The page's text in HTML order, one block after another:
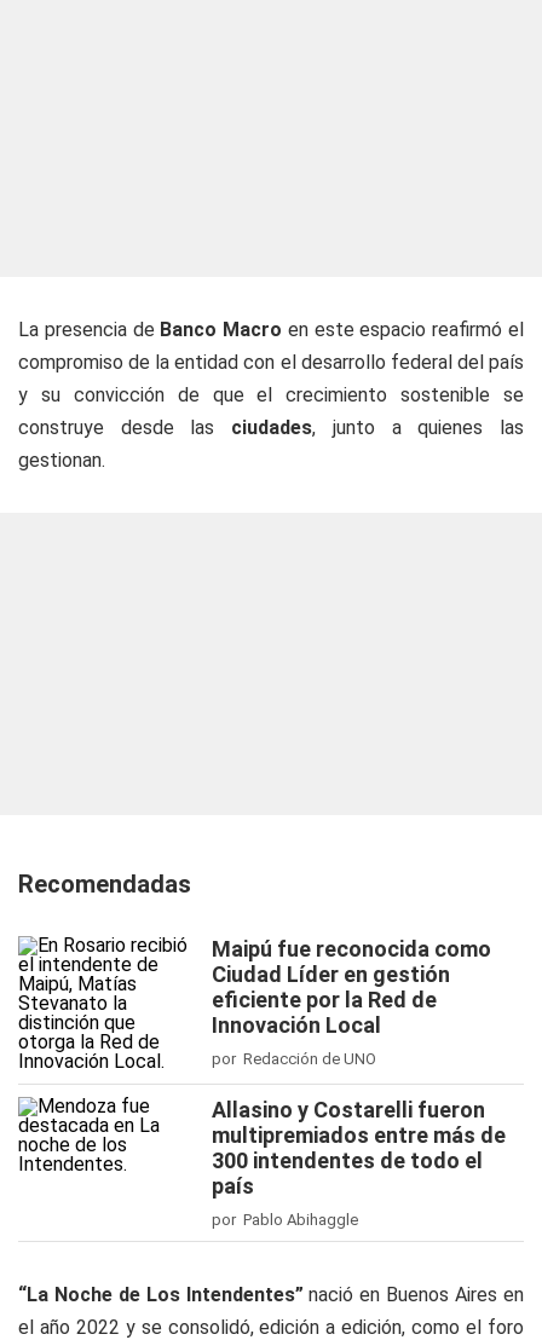
La presencia de Banco Macro en este espacio reafirmó el
compromiso de la entidad con el desarrollo federal del país
y su convicción de que el crecimiento sostenible se
construye desde las ciudades, junto a quienes las
gestionan.
Recomendadas
Maipú fue reconocida como
Ciudad Líder en gestión
eficiente por la Red de
Innovación Local
por Redacción de UNO
Allasino y Costarelli fueron
multipremiados entre más de
300 intendentes de todo el
país
por Pablo Abihaggle
“La Noche de Los Intendentes” nació en Buenos Aires en
el año 2022 y se consolidó, edición a edición, como el foro